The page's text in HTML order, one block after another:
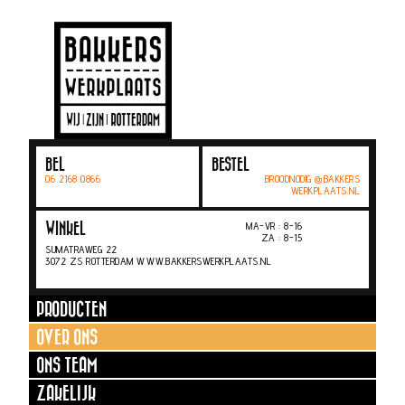
BEL
06 2168 0866
BESTEL
BROODNODIG @BAKKERS
WERKPLAATS.NL
WINKEL
MA-VR : 8-16
ZA : 8-15
SUMATRAWEG 22
3072 ZS ROTTERDAM WWW.BAKKERSWERKPLAATS.NL
PRODUCTEN
OVER ONS
ONS TEAM
ZAKELIJK